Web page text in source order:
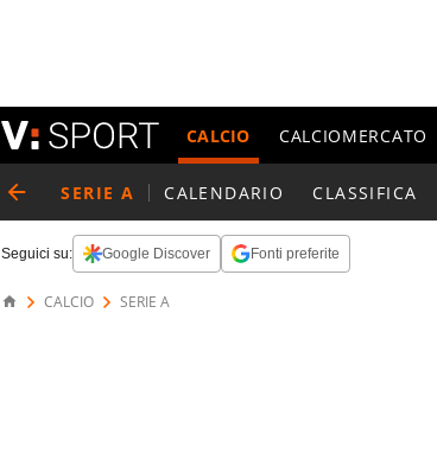
CALCIO CALCIOMERCATO
SERIE A CALENDARIO CLASSIFICA
Seguici su: Google Discover Fonti preferite
CALCIO SERIE A